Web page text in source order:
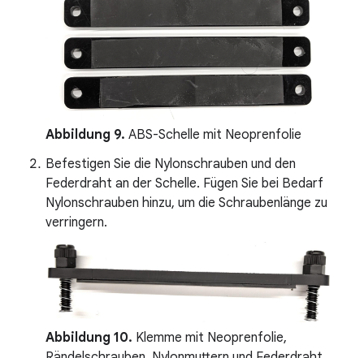
Abbildung 9. ABS-Schelle mit Neoprenfolie
Befestigen Sie die Nylonschrauben und den
Federdraht an der Schelle. Fügen Sie bei Bedarf
Nylonschrauben hinzu, um die Schraubenlänge zu
verringern.
Abbildung 10. Klemme mit Neoprenfolie,